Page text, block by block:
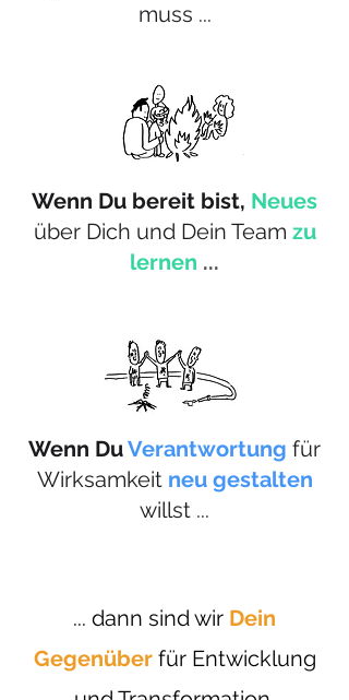
muss ...
Wenn Du bereit bist, Neues
über Dich und Dein Team zu
lernen ...
Wenn DuVerantwortung für
Wirksamkeit neu gestalten
willst ...
... dann sind wir Dein
Gegenüber für Entwicklung